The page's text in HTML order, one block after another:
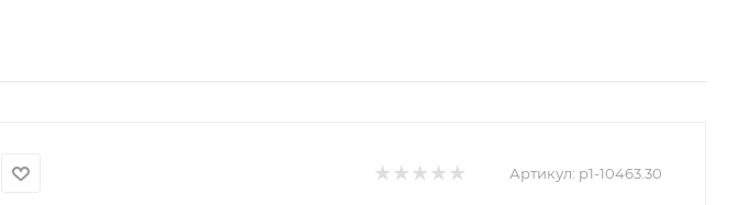
Артикул: p1-10463.30